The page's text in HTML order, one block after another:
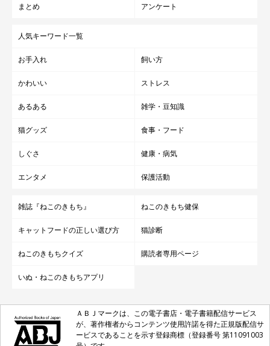
まとめ アンケート
人気キーワード一覧
お手入れ 飼い方
かわいい ストレス
あるある 雑学・豆知識
猫グッズ 食事・フード
しぐさ 健康・病気
エンタメ 保護活動
雑誌『ねこのきもち』 ねこのきもち健保
キャットフードの正しい選び方 猫診断
ねこのきもちクイズ 購読者専用ページ
いぬ・ねこのきもちアプリ
ＡＢＪマークは、この電子書店・電子書籍配信サービス
が、著作権者からコンテンツ使用許諾を得た正規版配信サ
ービスであることを示す登録商標（登録番号 第11091003